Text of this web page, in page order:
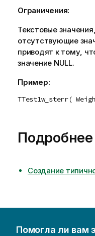
Ограничения:
Текстовые
отсутствующие
приводят к тому,
значение NULL.
Пример:
TTest1w_sterr(
Подробнее
Создание
Помогла ли вам